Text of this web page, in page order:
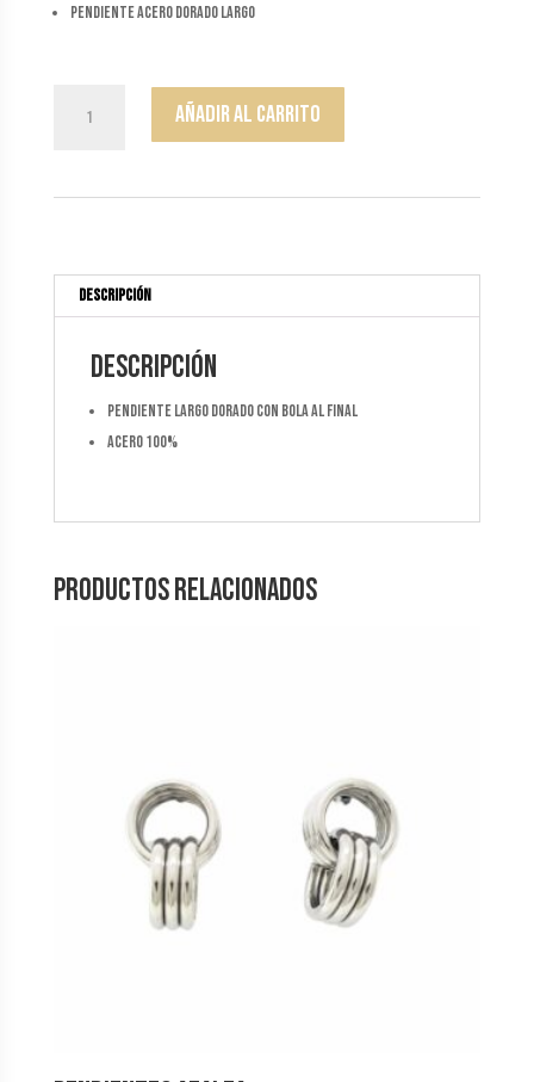
pendiente acero dorado largo
Añadir al carrito
Descripción
Descripción
Pendiente largo dorado con bola al final
acero 100%
Productos relacionados